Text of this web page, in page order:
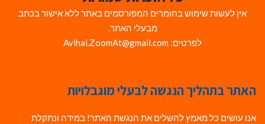
אין לעשות שימוש בחומרים המפורסמים באתר ללא אישור בכתב
מבעלי האתר.
לפרטים: Avihai.ZoomAt@gmail.com
האתר בתהליך הנגשה לבעלי מוגבלויות
אנו עושים כל מאמץ להשלים את הנגשת האתר! במידה ונתקלת